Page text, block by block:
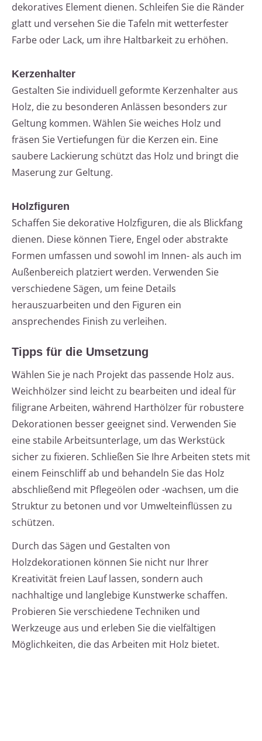
dekoratives Element dienen. Schleifen Sie die Ränder
glatt und versehen Sie die Tafeln mit wetterfester
Farbe oder Lack, um ihre Haltbarkeit zu erhöhen.
Kerzenhalter
Gestalten Sie individuell geformte Kerzenhalter aus
Holz, die zu besonderen Anlässen besonders zur
Geltung kommen. Wählen Sie weiches Holz und
fräsen Sie Vertiefungen für die Kerzen ein. Eine
saubere Lackierung schützt das Holz und bringt die
Maserung zur Geltung.
Holzfiguren
Schaffen Sie dekorative Holzfiguren, die als Blickfang
dienen. Diese können Tiere, Engel oder abstrakte
Formen umfassen und sowohl im Innen- als auch im
Außenbereich platziert werden. Verwenden Sie
verschiedene Sägen, um feine Details
herauszuarbeiten und den Figuren ein
ansprechendes Finish zu verleihen.
Tipps für die Umsetzung
Wählen Sie je nach Projekt das passende Holz aus.
Weichhölzer sind leicht zu bearbeiten und ideal für
filigrane Arbeiten, während Harthölzer für robustere
Dekorationen besser geeignet sind. Verwenden Sie
eine stabile Arbeitsunterlage, um das Werkstück
sicher zu fixieren. Schließen Sie Ihre Arbeiten stets mit
einem Feinschliff ab und behandeln Sie das Holz
abschließend mit Pflegeölen oder -wachsen, um die
Struktur zu betonen und vor Umwelteinflüssen zu
schützen.
Durch das Sägen und Gestalten von
Holzdekorationen können Sie nicht nur Ihrer
Kreativität freien Lauf lassen, sondern auch
nachhaltige und langlebige Kunstwerke schaffen.
Probieren Sie verschiedene Techniken und
Werkzeuge aus und erleben Sie die vielfältigen
Möglichkeiten, die das Arbeiten mit Holz bietet.